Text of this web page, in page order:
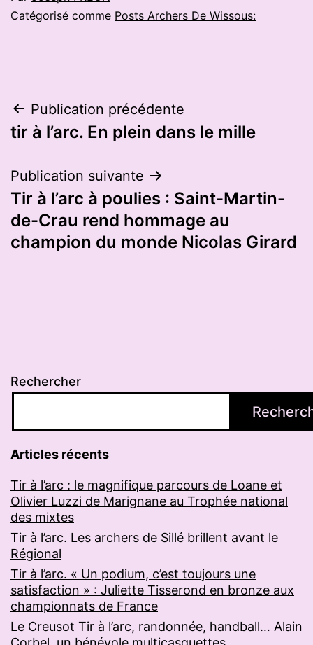
Catégorisé comme Posts Archers De Wissous:
Navigation
de
l’article
Publication précédente
tir à l’arc. En plein dans le mille
Publication suivante
Tir à l’arc à poulies : Saint-Martin-
de-Crau rend hommage au
champion du monde Nicolas Girard
Rechercher
Articles récents
Tir à l’arc : le magnifique parcours de Loane et
Olivier Luzzi de Marignane au Trophée national
des mixtes
Tir à l’arc. Les archers de Sillé brillent avant le
Régional
Tir à l’arc. « Un podium, c’est toujours une
satisfaction » : Juliette Tisserond en bronze aux
championnats de France
Le Creusot Tir à l’arc, randonnée, handball… Alain